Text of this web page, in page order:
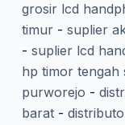
grosir lcd
timur- suplier
- suplier lcd
hp timor tengah
purworejo -
barat-